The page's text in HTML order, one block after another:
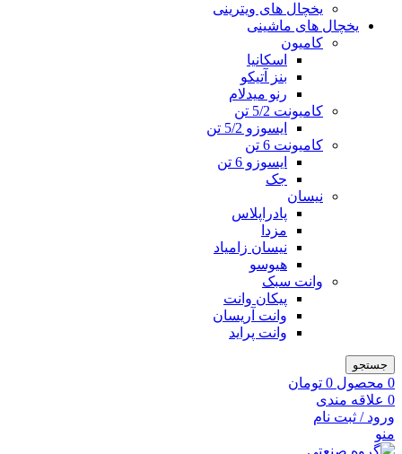
یخچال های ویترینی
یخچال های ماشینی
کامیون
اسکانیا
بنز آتیکو
رنو میدلام
کامیونت 5/2 تن
ایسوزو 5/2 تن
کامیونت 6 تن
ایسوزو 6 تن
جک
نیسان
پادراپلاس
مزدا
نیسان زامیاد
هیوسو
وانت سبک
پیکان وانت
وانت آریسان
وانت پراید
جستجو
0 محصول 0 تومان
0 علاقه مندی
ورود / ثبت نام
منو